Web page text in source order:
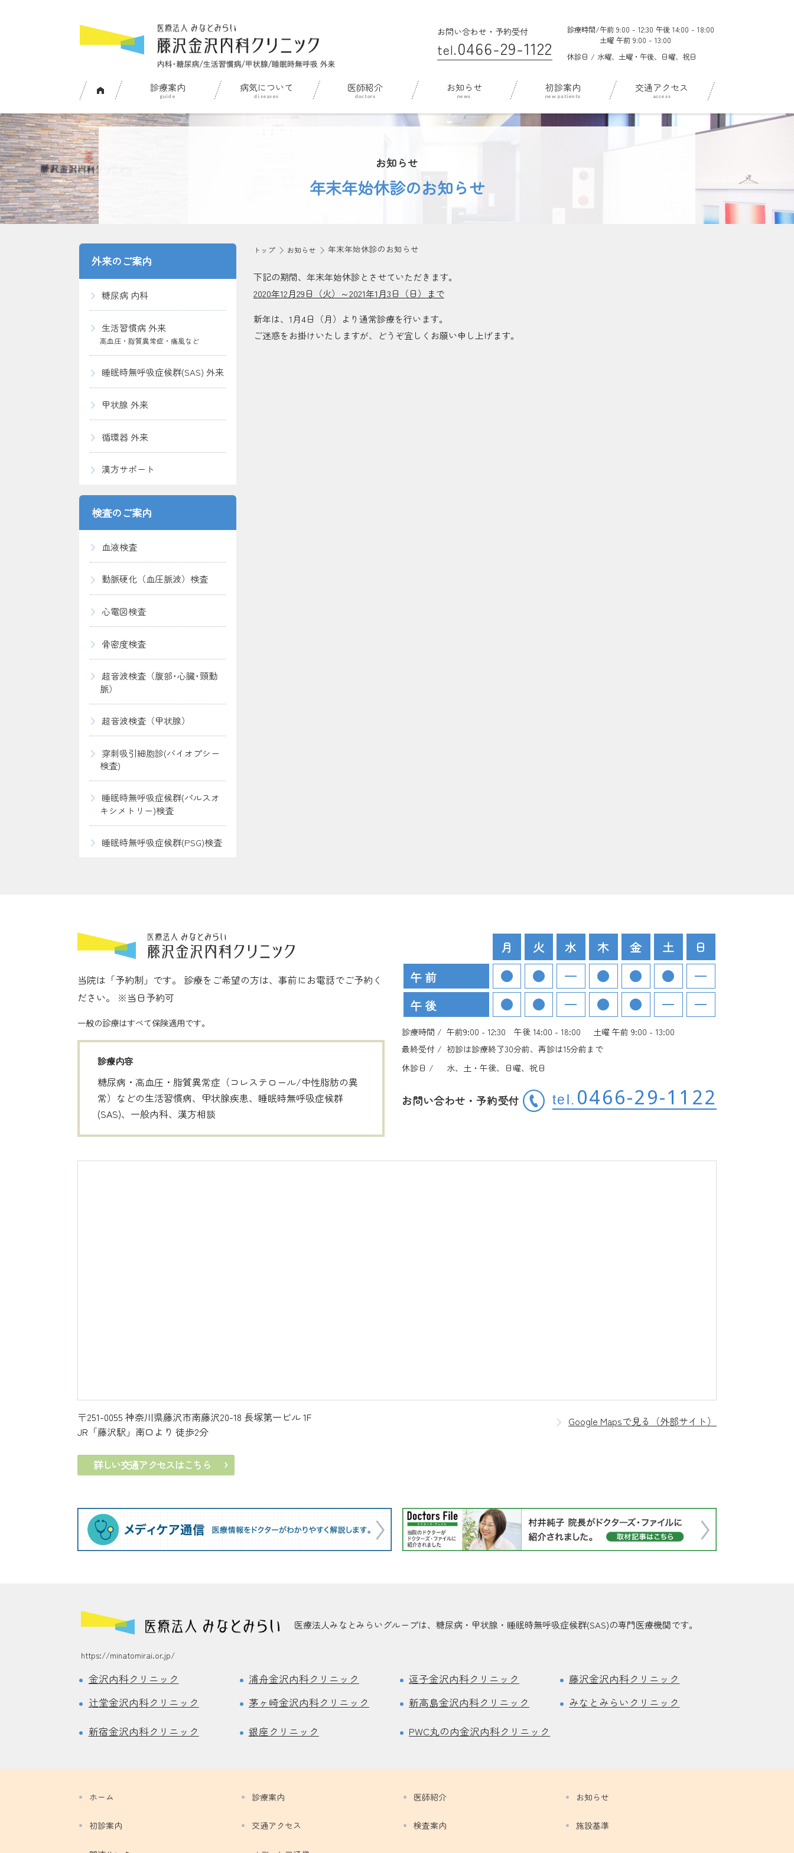
お問い合わせ・予約受付
tel.0466-29-1122
診療時間/午前 9:00 - 12:30 午後 14:00 - 18:00
土曜 午前 9:00 - 13:00
休診日 / 水曜、土曜・午後、日曜、祝日
診療案内 病気について 医師紹介 お知らせ 初診案内 交通アクセス
お知らせ
年末年始休診のお知らせ
トップ お知らせ 年末年始休診のお知らせ
下記の期間、年末年始休診とさせていただきます。
2020年12月29日（火）～2021年1月3日（日）まで
新年は、1月4日（月）より通常診療を行います。
ご迷惑をお掛けいたしますが、どうぞ宜しくお願い申し上げます。
外来のご案内
糖尿病 内科
生活習慣病 外来
高血圧・脂質異常症・痛風など
睡眠時無呼吸症候群(SAS) 外来
甲状腺 外来
循環器 外来
漢方サポート
検査のご案内
血液検査
動脈硬化（血圧脈波）検査
心電図検査
骨密度検査
超音波検査（腹部･心臓･頸動
脈）
超音波検査（甲状腺）
穿刺吸引細胞診(バイオプシー
検査)
睡眠時無呼吸症候群(パルスオ
キシメトリー)検査
睡眠時無呼吸症候群(PSG)検査
当院は「予約制」です。 診療をご希望の方は、事前にお電話でご予約く
ださい。 ※当日予約可
一般の診療はすべて保険適用です。
診療内容
糖尿病・高血圧・脂質異常症（コレステロール/中性脂肪の異
常）などの生活習慣病、甲状腺疾患、睡眠時無呼吸症候群
(SAS)、一般内科、漢方相談
月 火 水 木 金 土
日
午 前
午 後
診療時間 / 午前9:00 - 12:30 午後 14:00 - 18:00
土曜 午前 9:00 - 13:00
最終受付 / 初診は診療終了30分前、再診は15分前まで
休診日 /
水、土・午後、日曜、祝日
お問い合わせ・予約受付 0466-29-1122
Google Mapsで見る（外部サイト）
〒251-0055 神奈川県藤沢市南藤沢20-18 長塚第一ビル 1F
JR「藤沢駅」南口より 徒歩2分
詳しい交通アクセスはこちら
医療法人みなとみらいグループは、糖尿病・甲状腺・睡眠時無呼吸症候群(SAS)の専門医療機関です。
https://minatomirai.or.jp/
金沢内科クリニック 浦舟金沢内科クリニック 逗子金沢内科クリニック
藤沢金沢内科クリニック
辻堂金沢内科クリニック
茅ヶ崎金沢内科クリニック 新高島金沢内科クリニック みなとみらいクリニック
新宿金沢内科クリニック 銀座クリニック PWC丸の内金沢内科クリニック
ホーム 診療案内 医師紹介 お知らせ
初診案内 交通アクセス 検査案内 施設基準